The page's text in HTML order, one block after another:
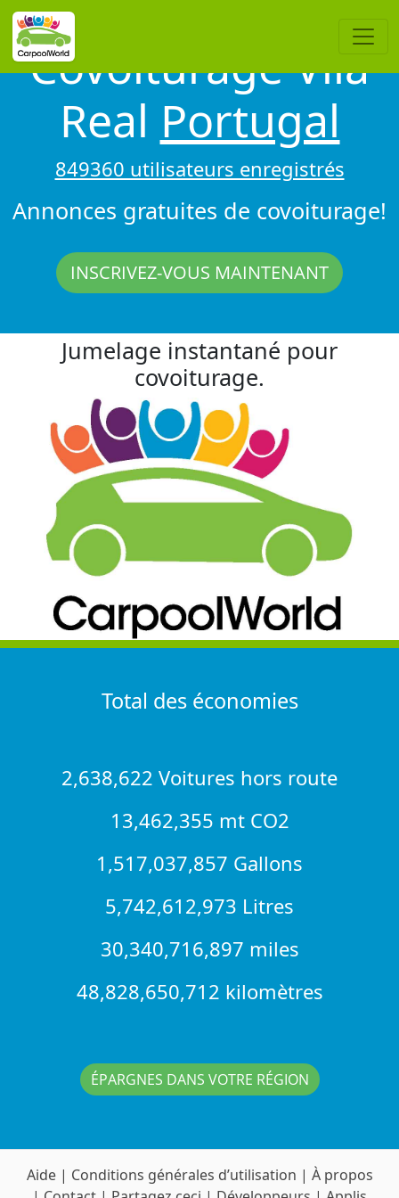
Covoiturage Vila
Real Portugal
849360 utilisateurs enregistrés
Annonces gratuites de covoiturage!
INSCRIVEZ-VOUS MAINTENANT
Jumelage instantané pour
covoiturage.
Total des économies
2,638,622 Voitures hors route
13,462,355 mt CO2
1,517,037,857 Gallons
5,742,612,973 Litres
30,340,716,897 miles
48,828,650,712 kilomètres
ÉPARGNES DANS VOTRE RÉGION
Aide | Conditions générales d’utilisation | À propos